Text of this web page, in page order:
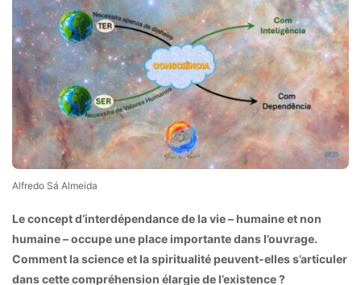
Alfredo Sá Almeida
Le concept d’interdépendance de la vie – humaine et non
humaine – occupe une place importante dans l’ouvrage.
Comment la science et la spiritualité peuvent-elles s’articuler
dans cette compréhension élargie de l’existence ?